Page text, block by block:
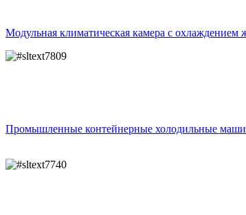
Модульная климатическая камера с охлаждением
Промышленные контейнерные холодильные